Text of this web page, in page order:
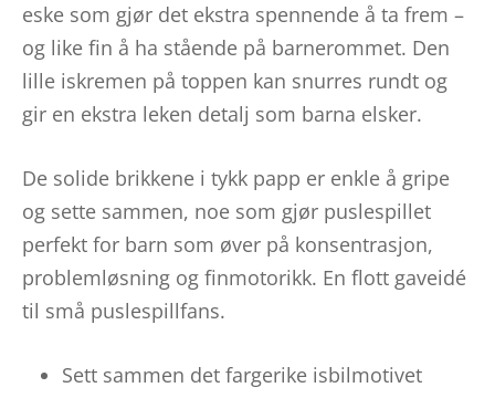
eske som gjør det ekstra spennende å ta frem –
og like fin å ha stående på barnerommet. Den
lille iskremen på toppen kan snurres rundt og
gir en ekstra leken detalj som barna elsker.
De solide brikkene i tykk papp er enkle å gripe
og sette sammen, noe som gjør puslespillet
perfekt for barn som øver på konsentrasjon,
problemløsning og finmotorikk. En flott gaveidé
til små puslespillfans.
Sett sammen det fargerike isbilmotivet